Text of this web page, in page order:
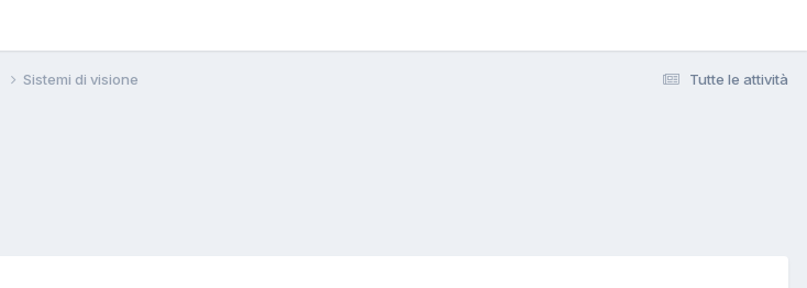
Tutte le attività
Sistemi di visione